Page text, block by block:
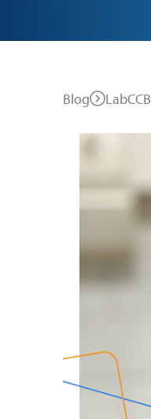
Blog LabCCB